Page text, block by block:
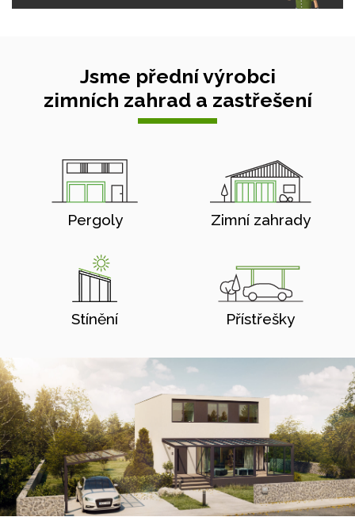
Jsme přední výrobci
zimních zahrad a zastřešení
Pergoly Zimní zahrady
Stínění Přístřešky